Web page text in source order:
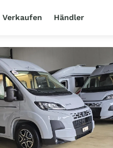
Verkaufen Händler